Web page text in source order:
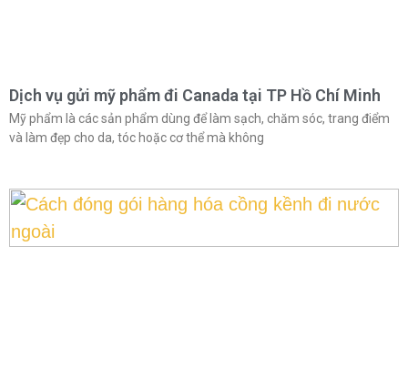
Dịch vụ gửi mỹ phẩm đi Canada tại TP Hồ Chí Minh
Mỹ phẩm là các sản phẩm dùng để làm sạch, chăm sóc, trang điểm
và làm đẹp cho da, tóc hoặc cơ thể mà không